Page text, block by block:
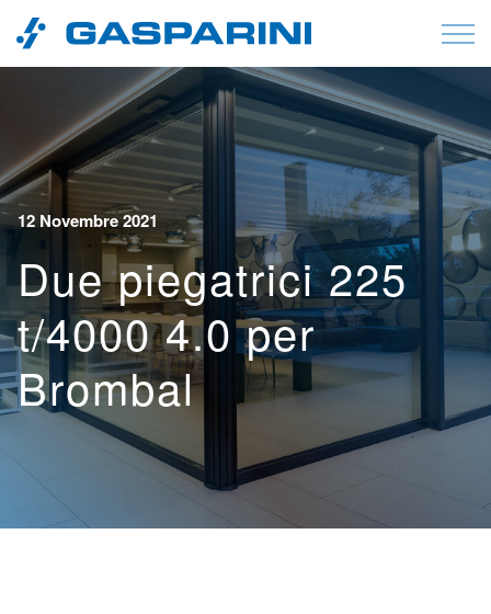
Vai al contenuto
12 Novembre 2021
Due piegatrici 225
t/4000 4.0 per
Brombal